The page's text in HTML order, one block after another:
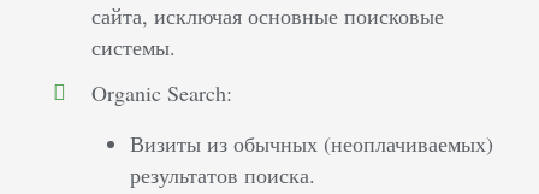
сайта, исключая основные поисковые
системы.
Organic Search:
Визиты из обычных (неоплачиваемых)
результатов поиска.